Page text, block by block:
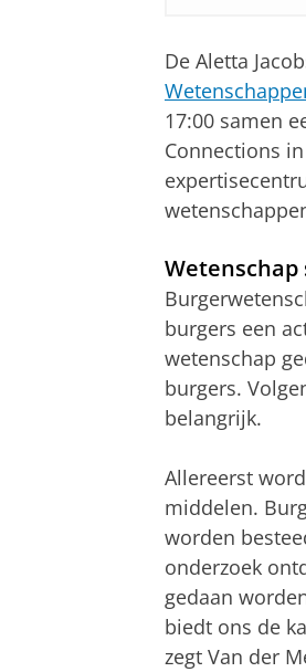
De Aletta
17:00 samen
Connections
burgers een
wetenschap
burgers.
belangrijk.
Allereerst
middelen.
worden
onderzoek
gedaan
biedt ons de
zegt Van der